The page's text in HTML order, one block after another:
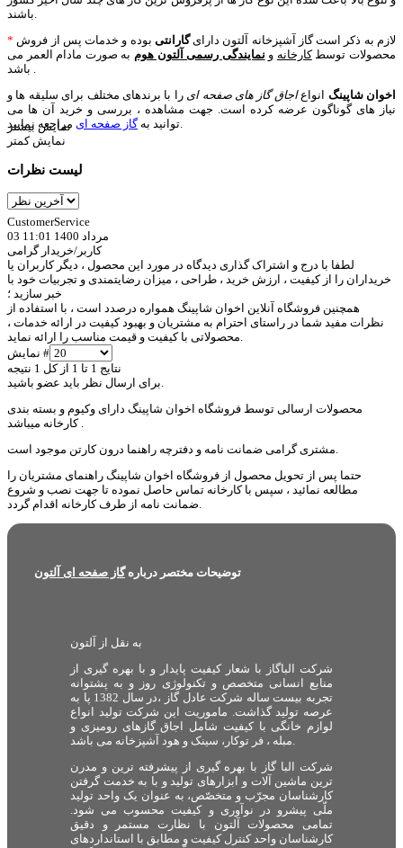
*
لازم به ذکر است گاز آشپزخانه آلتون دارایگارانتی بوده و خدمات پس از فروش
محصولات توسطکارخانه و نمایندگی رسمی آلتون هوم به صورت مادام العمر می
اخوان شاپینگ انواعاجاق گاز های صفحه ای را با برندهای مختلف برای سلیقه ها و
نیاز های گوناگون عرضه کرده است. جهت مشاهده ، بررسی و خرید آن ها می
توانید بهگاز صفحه ای نمایش بیشتر
نمایش کمتر
لیست نظرات
CustomerService
03 مرداد 1400 11:01
کاربر/خریدار گرامی
لطفا با درج و اشتراک گذاری دیدگاه در مورد این محصول ، دیگر کاربران یا
خریداران را از کیفیت ، ارزش خرید ، طراحی ، میزان رضایتمندی و تجربیات خود با
خبر سازید ؛
همچنین فروشگاه آنلاین اخوان شاپینگ همواره درصدد است ، با استفاده از
نظرات مفید شما در راستای احترام به مشتریان و بهبود کیفیت در ارائه خدمات ،
نمایش #
نتایج 1 تا 1 از کل 1 نتیجه
محصولات ارسالی توسط فروشگاه اخوان شاپینگ دارای وکیوم و بسته بندی
کارخانه میباشد .
حتما پس از تحویل محصول از فروشگاه اخوان شاپینگ راهنمای مشتریان را
مطالعه نمائید ، سپس با کارخانه تماس حاصل نموده تا جهت نصب و شروع
توضیحات مختصر دربارهگاز صفحه ای آلتون
به نقل از آلتون
شرکت الباگاز با شعار کیفیت پایدار و با بهره گیری از
منابع انسانی متخصص و تکنولوژی روز و به پشتوانه
تجربه بیست ساله شرکت عادل گاز ،در سال 1382 پا به
عرصه تولید گذاشت. ماموریت این شرکت تولید انواع
لوازم خانگی با کیفیت شامل اجاق گازهای رومیزی و
مبله ، فر توکار، سینک و هود آشپزخانه می باشد.
شرکت البا گاز با بهره گیری از پیشرفته ترین و مدرن
ترین ماشین آلات و ابزارهای تولید و با به خدمت گرفتن
کارشناسان مجرّب و متخصّص، به عنوان یک واحد تولید
ملّی پیشرو در نوآوری و کیفیت محسوب می شود.
تمامی محصولات آلتون با نظارت مستمر و دقیق
کارشناسان واحد کنترل کیفیت و مطابق با استانداردهای